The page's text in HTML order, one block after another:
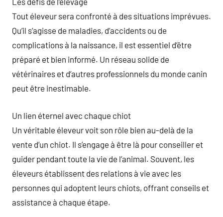
Tout éleveur sera confronté à des situations imprévues.
Qu’il s’agisse de maladies, d’accidents ou de
complications à la naissance, il est essentiel d’être
préparé et bien informé. Un réseau solide de
vétérinaires et d’autres professionnels du monde canin
peut être inestimable.
Un lien éternel avec chaque chiot
Un véritable éleveur voit son rôle bien au-delà de la
vente d’un chiot. Il s’engage à être là pour conseiller et
guider pendant toute la vie de l’animal. Souvent, les
éleveurs établissent des relations à vie avec les
personnes qui adoptent leurs chiots, offrant conseils et
assistance à chaque étape.